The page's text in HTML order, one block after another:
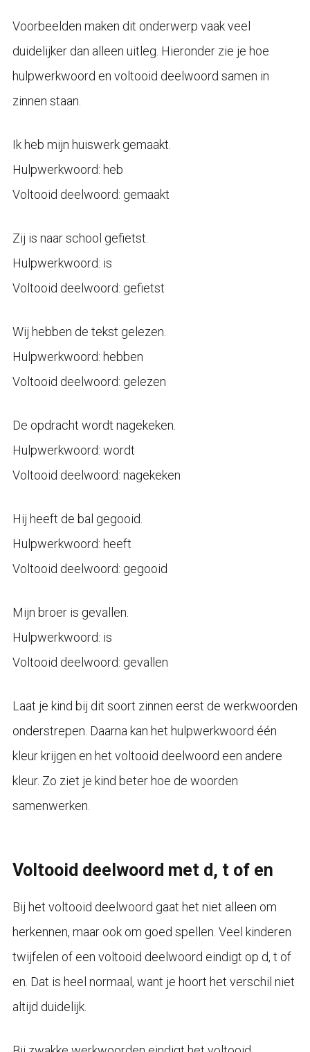
Voorbeelden maken dit onderwerp vaak veel
duidelijker dan alleen uitleg. Hieronder zie je hoe
hulpwerkwoord en voltooid deelwoord samen in
zinnen staan.
Ik heb mijn huiswerk gemaakt.
Hulpwerkwoord: heb
Voltooid deelwoord: gemaakt
Zij is naar school gefietst.
Hulpwerkwoord: is
Voltooid deelwoord: gefietst
Wij hebben de tekst gelezen.
Hulpwerkwoord: hebben
Voltooid deelwoord: gelezen
De opdracht wordt nagekeken.
Hulpwerkwoord: wordt
Voltooid deelwoord: nagekeken
Hij heeft de bal gegooid.
Hulpwerkwoord: heeft
Voltooid deelwoord: gegooid
Mijn broer is gevallen.
Hulpwerkwoord: is
Voltooid deelwoord: gevallen
Laat je kind bij dit soort zinnen eerst de werkwoorden
onderstrepen. Daarna kan het hulpwerkwoord één
kleur krijgen en het voltooid deelwoord een andere
kleur. Zo ziet je kind beter hoe de woorden
samenwerken.
Voltooid deelwoord met d, t of en
Bij het voltooid deelwoord gaat het niet alleen om
herkennen, maar ook om goed spellen. Veel kinderen
twijfelen of een voltooid deelwoord eindigt op d, t of
en. Dat is heel normaal, want je hoort het verschil niet
altijd duidelijk.